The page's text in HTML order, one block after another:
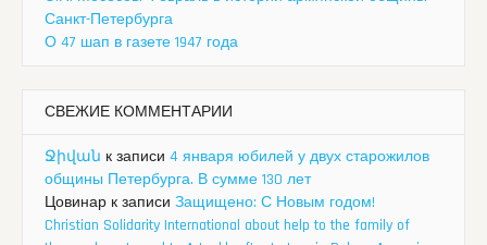
Санкт-Петербурга
О 47 шап в газете 1947 года
СВЕЖИЕ КОММЕНТАРИИ
Ջիվան к записи 4 января юбилей у двух старожилов
общины Петербурга. В сумме 130 лет
Цовинар к записи Защищено: С Новым годом!
Christian Solidarity International about help to the family of